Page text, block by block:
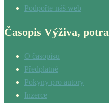
Podpořte náš web
Časopis Výživa,
O časopisu
Předplatné
Pokyny pro autory
Inzerce